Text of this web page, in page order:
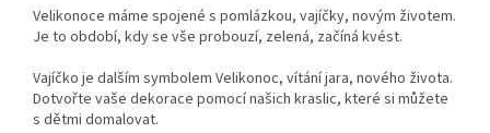
Velikonoce máme spojené s pomlázkou, vajíčky, novým životem.
Je to období, kdy se vše probouzí, zelená, začíná kvést.
Vajíčko je dalším symbolem Velikonoc, vítání jara, nového života.
Dotvořte vaše dekorace pomocí našich kraslic, které si můžete
s dětmi domalovat.